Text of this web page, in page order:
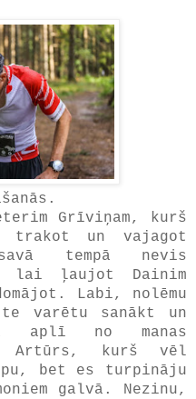
Grīviņam, kurš
un vajagot
tempā nevis
lai ļaujot Dainim
Labi, nolēmu
varētu sanākt un
aplī no manas
Artūrs, kurš vēl
bet es turpināju
galvā. Nezinu,